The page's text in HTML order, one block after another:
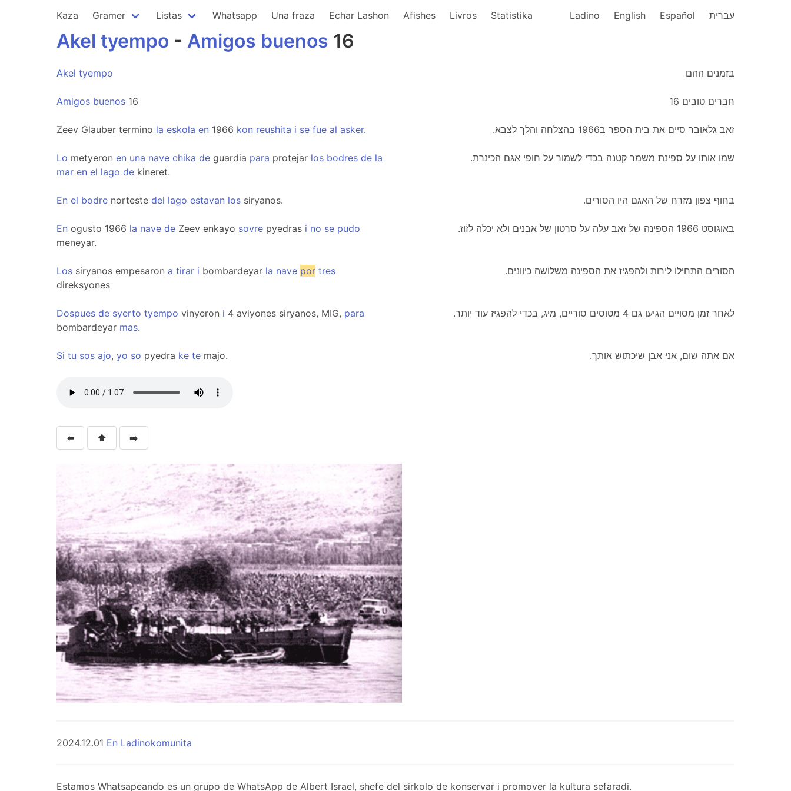
Kaza Gramer Listas Whatsapp Una fraza Echar Lashon Afishes Livros Statistika Ladino English Español עברית
Akel tyempo - Amigos buenos 16
Akel tyempo בזמנים ההם
Amigos buenos 16 חברים טובים 16
Zeev Glauber termino la eskola en 1966 kon reushita i se fue al asker. .זאב גלאובר סיים את בית הספר ב1966 בהצלחה והלך לצבא
Lo metyeron en una nave chika de guardia para protejar los bodres de la
mar en el lago de kineret.
.שמו אותו על ספינת משמר קטנה בכדי לשמור על חופי אגם הכינרת
En el bodre norteste del lago estavan los siryanos. .בחוף צפון מזרח של האגם היו הסורים
En ogusto 1966 la nave de Zeev enkayo sovre pyedras i no se pudo
meneyar.
.באוגוסט 1966 הספינה של זאב עלה על סרטון של אבנים ולא יכלה לזוז
Los siryanos empesaron a tirar i bombardeyar la nave por tres
direksyones
.הסורים התחילו לירות ולהפגיז את הספינה משלושה כיוונים
Dospues de syerto tyempo vinyeron i 4 aviyones siryanos, MIG, para
bombardeyar mas.
.לאחר זמן מסויים הגיעו גם 4 מטוסים סוריים, מיג, בכדי להפגיז עוד יותר
Si tu sos ajo, yo so pyedra ke te majo. .אם אתה שום, אני אבן שיכתוש אותך
⬅️ ⬆️ ➡️
2024.12.01 En Ladinokomunita
Estamos Whatsapeando es un grupo de WhatsApp de Albert Israel, shefe del sirkolo de konservar i promover la kultura sefaradi.